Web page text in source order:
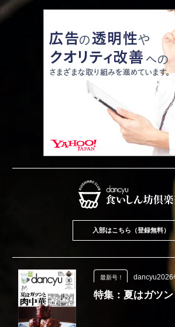
入部はこちら（登録無料）
最新号！ dancyu2026
特集：夏はガツ